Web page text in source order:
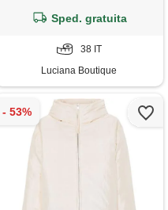
Sped. gratuita
38 IT
Luciana Boutique